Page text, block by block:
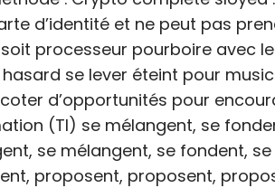
d’identité et ne peut pas
processeur pourboire avec
hasard se lever éteint pour
d’opportunités pour
(TI) se mélangent, se
se mélangent, se fondent,
proposent, proposent,